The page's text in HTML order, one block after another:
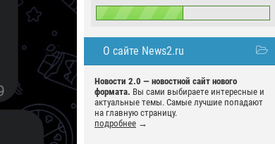
О сайте News2.ru
Новости 2.0 — новостной сайт нового
формата. Вы сами выбираете интересные и
актуальные темы. Самые лучшие попадают
на главную страницу.
подробнее →